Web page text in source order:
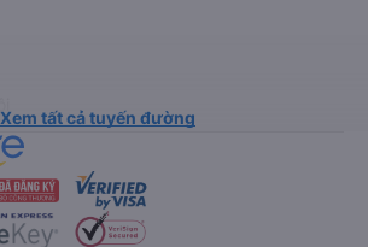
Xem tất cả tuyến đường